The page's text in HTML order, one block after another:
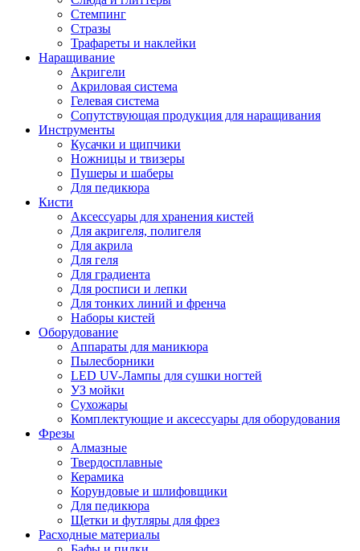
Стемпинг
Стразы
Трафареты и наклейки
Наращивание
Акригели
Акриловая система
Гелевая система
Сопутствующая продукция для наращивания
Инструменты
Кусачки и щипчики
Ножницы и твизеры
Пушеры и шаберы
Для педикюра
Кисти
Аксессуары для хранения кистей
Для акригеля, полигеля
Для акрила
Для геля
Для градиента
Для росписи и лепки
Для тонких линий и френча
Наборы кистей
Оборудование
Аппараты для маникюра
Пылесборники
LED UV-Лампы для сушки ногтей
УЗ мойки
Сухожары
Комплектующие и аксессуары для оборудования
Фрезы
Алмазные
Твердосплавные
Керамика
Корундовые и шлифовщики
Для педикюра
Щетки и футляры для фрез
Расходные материалы